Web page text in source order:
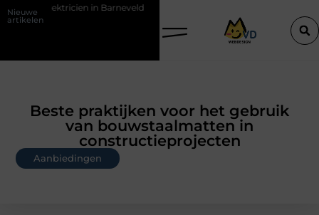
Nieuwe
artikelen
Barneveld De Perfecte Gids voor Vloerbedekking in Purmerend
Beste praktijken voor het gebruik
van bouwstaalmatten in
constructieprojecten
Aanbiedingen